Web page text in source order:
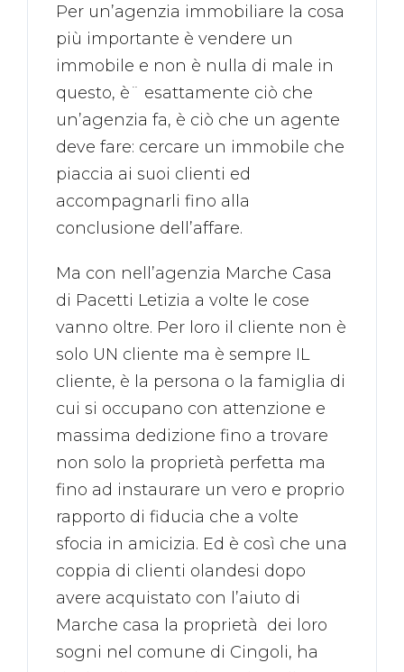
Per un’agenzia immobiliare la cosa
più importante è vendere un
immobile e non è nulla di male in
questo, è¨ esattamente ciò che
un’agenzia fa, è ciò che un agente
deve fare: cercare un immobile che
piaccia ai suoi clienti ed
accompagnarli fino alla
conclusione dell’affare.
Ma con nell’agenzia Marche Casa
di Pacetti Letizia a volte le cose
vanno oltre. Per loro il cliente non è
solo UN cliente ma è sempre IL
cliente, è la persona o la famiglia di
cui si occupano con attenzione e
massima dedizione fino a trovare
non solo la proprietà perfetta ma
fino ad instaurare un vero e proprio
rapporto di fiducia che a volte
sfocia in amicizia. Ed è così che una
coppia di clienti olandesi dopo
avere acquistato con l’aiuto di
Marche casa la proprietà dei loro
sogni nel comune di Cingoli, ha